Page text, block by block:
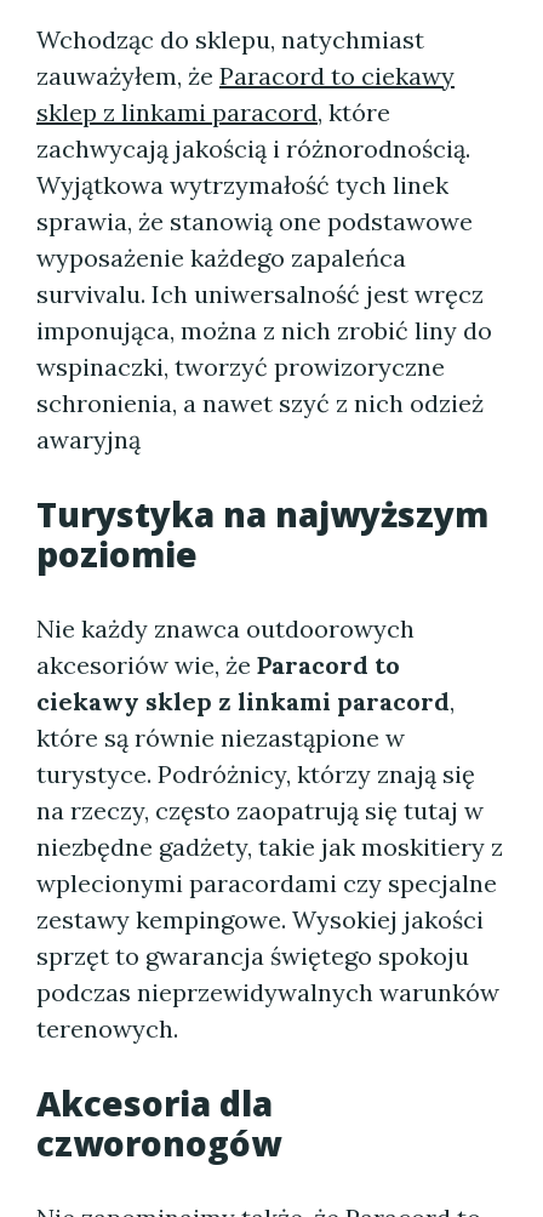
Wchodząc do sklepu, natychmiast
zauważyłem, że Paracord to ciekawy
sklep z linkami paracord, które
zachwycają jakością i różnorodnością.
Wyjątkowa wytrzymałość tych linek
sprawia, że stanowią one podstawowe
wyposażenie każdego zapaleńca
survivalu. Ich uniwersalność jest wręcz
imponująca, można z nich zrobić liny do
wspinaczki, tworzyć prowizoryczne
schronienia, a nawet szyć z nich odzież
awaryjną
Turystyka na najwyższym
poziomie
Nie każdy znawca outdoorowych
akcesoriów wie, że Paracord to
ciekawy sklep z linkami paracord,
które są równie niezastąpione w
turystyce. Podróżnicy, którzy znają się
na rzeczy, często zaopatrują się tutaj w
niezbędne gadżety, takie jak moskitiery z
wplecionymi paracordami czy specjalne
zestawy kempingowe. Wysokiej jakości
sprzęt to gwarancja świętego spokoju
podczas nieprzewidywalnych warunków
terenowych.
Akcesoria dla
czworonogów